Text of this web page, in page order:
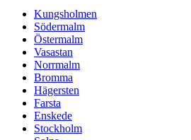
Kungsholmen
Södermalm
Östermalm
Vasastan
Norrmalm
Bromma
Hägersten
Farsta
Enskede
Stockholm